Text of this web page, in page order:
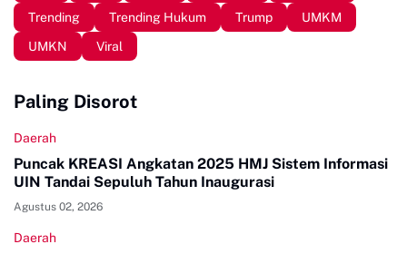
Trending
Trending Hukum Trump
UMKM
UMKN
Viral
Paling Disorot
Daerah
Puncak KREASI Angkatan 2025 HMJ Sistem Informasi
UIN Tandai Sepuluh Tahun Inaugurasi
Agustus 02, 2026
Daerah